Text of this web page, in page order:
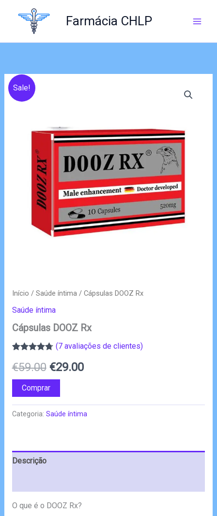
Farmácia CHLP
Sale!
Início / Saúde íntima/ Cápsulas DOOZ Rx
Saúde íntima
Cápsulas DOOZ Rx
com4.71
em 5 com
base em
classificações
de clientes
(7 avaliações de clientes)
€59.00 O
preço
original
€29.00O
atual
Comprar
Categoria: Saúde íntima
Descrição
O que é o DOOZ Rx?